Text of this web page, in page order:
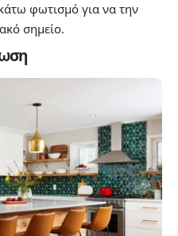
φωτισμό για να την
σημείο.